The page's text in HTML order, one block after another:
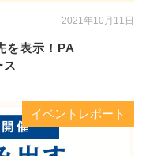
2021年10月11日
を表示！PA
イベントレポート